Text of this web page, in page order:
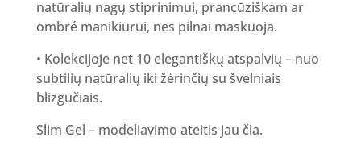
natūralių nagų stiprinimui, prancūziškam ar
ombré manikiūrui, nes pilnai maskuoja.
• Kolekcijoje net 10 elegantiškų atspalvių – nuo
subtilių natūralių iki žėrinčių su švelniais
blizgučiais.
Slim Gel – modeliavimo ateitis jau čia.